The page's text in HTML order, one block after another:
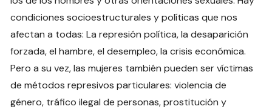
condiciones socioestructurales y políticas que nos
afectan a todas: La represión política, la desaparición
forzada, el hambre, el desempleo, la crisis económica.
Pero a su vez, las mujeres también pueden ser víctimas
de métodos represivos particulares: violencia de
género, tráfico ilegal de personas, prostitución y